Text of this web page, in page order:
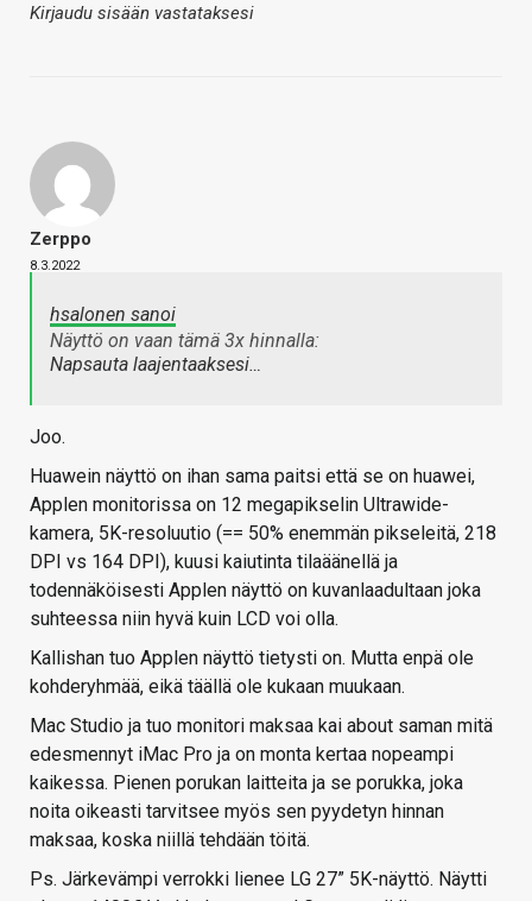
Kirjaudu sisään vastataksesi
Zerppo
8.3.2022
hsalonen sanoi
Näyttö on vaan tämä 3x hinnalla:
Napsauta laajentaaksesi…
Joo.
Huawein näyttö on ihan sama paitsi että se on huawei,
Applen monitorissa on 12 megapikselin Ultrawide-
kamera, 5K-resoluutio (== 50% enemmän pikseleitä, 218
DPI vs 164 DPI), kuusi kaiutinta tilaäänellä ja
todennäköisesti Applen näyttö on kuvanlaadultaan joka
suhteessa niin hyvä kuin LCD voi olla.
Kallishan tuo Applen näyttö tietysti on. Mutta enpä ole
kohderyhmää, eikä täällä ole kukaan muukaan.
Mac Studio ja tuo monitori maksaa kai about saman mitä
edesmennyt iMac Pro ja on monta kertaa nopeampi
kaikessa. Pienen porukan laitteita ja se porukka, joka
noita oikeasti tarvitsee myös sen pyydetyn hinnan
maksaa, koska niillä tehdään töitä.
Ps. Järkevämpi verrokki lienee LG 27” 5K-näyttö. Näytti